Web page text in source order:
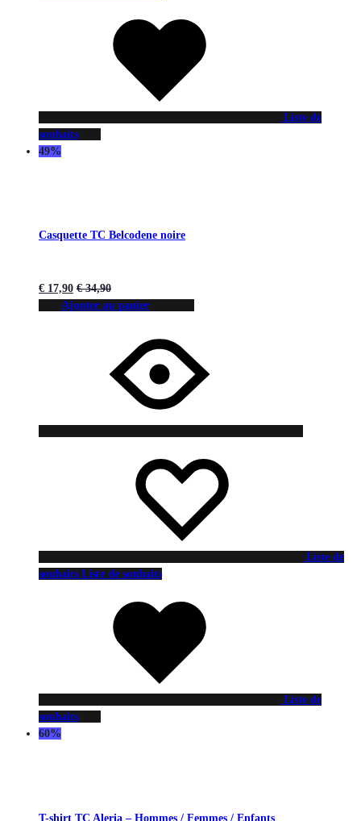
Liste de
souhaits
49%
Casquette TC Belcodene noire
€ 17,90 €34,90
Ajouter au panier
Liste de
souhaits Liste de souhaits
Liste de
souhaits
60%
T-shirt TC Aleria – Hommes / Femmes / Enfants